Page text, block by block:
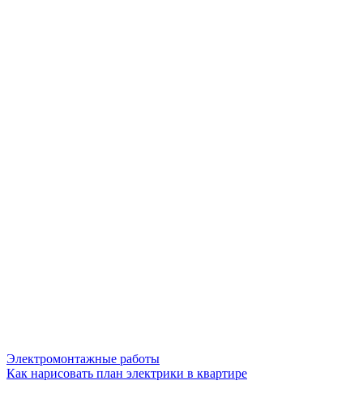
Электромонтажные работы
Как нарисовать план электрики в квартире